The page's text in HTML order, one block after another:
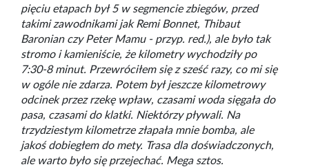
pięciu etapach był 5 w segmencie zbiegów, przed
takimi zawodnikami jak Remi Bonnet, Thibaut
Baronian czy Peter Mamu - przyp. red.), ale było tak
stromo i kamieniście, że kilometry wychodziły po
7:30-8 minut. Przewróciłem się z sześć razy, co mi się
w ogóle nie zdarza. Potem był jeszcze kilometrowy
odcinek przez rzekę wpław, czasami woda sięgała do
pasa, czasami do klatki. Niektórzy pływali. Na
trzydziestym kilometrze złapała mnie bomba, ale
jakoś dobiegłem do mety. Trasa dla doświadczonych,
ale warto było się przejechać. Mega sztos.